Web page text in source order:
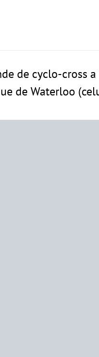
de cyclo-cross
de Waterloo